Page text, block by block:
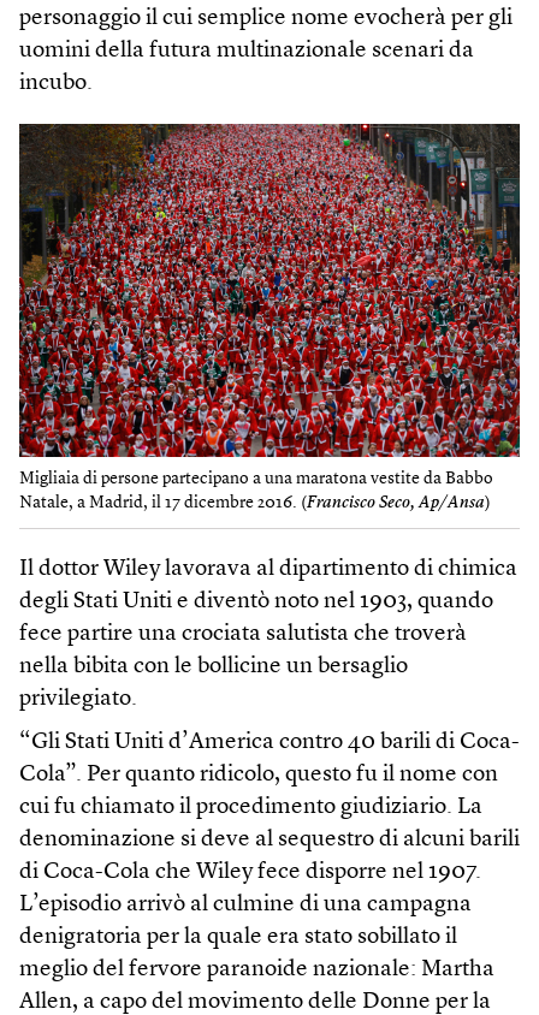
personaggio il cui semplice nome evocherà per gli
uomini della futura multinazionale scenari da
incubo.
Migliaia di persone partecipano a una maratona vestite da Babbo
Natale, a Madrid, il 17 dicembre 2016. (Francisco Seco, Ap/Ansa)
Il dottor Wiley lavorava al dipartimento di chimica
degli Stati Uniti e diventò noto nel 1903, quando
fece partire una crociata salutista che troverà
nella bibita con le bollicine un bersaglio
privilegiato.
“Gli Stati Uniti d’America contro 40 barili di Coca-
Cola”. Per quanto ridicolo, questo fu il nome con
cui fu chiamato il procedimento giudiziario. La
denominazione si deve al sequestro di alcuni barili
di Coca-Cola che Wiley fece disporre nel 1907.
L’episodio arrivò al culmine di una campagna
denigratoria per la quale era stato sobillato il
meglio del fervore paranoide nazionale: Martha
Allen, a capo del movimento delle Donne per la